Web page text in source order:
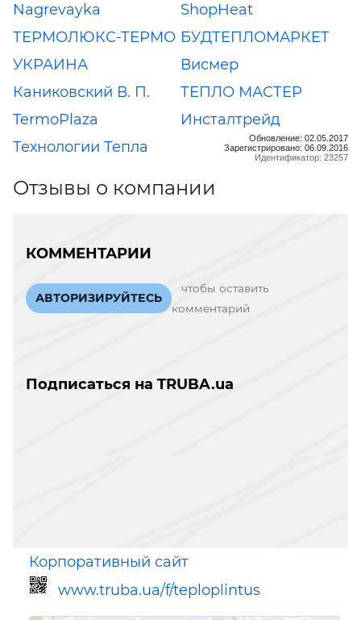
Nagrevayka
ShopHeat
ТЕРМОЛЮКС-ТЕРМО
УКРАИНА
БУДТЕПЛОМАРКЕТ
Висмер
Каниковский В. П.
ТЕПЛО МАСТЕР
TermoPlaza
Инсталтрейд
Технологии Тепла
Обновление: 02.05.2017
Зарегистрировано: 06.09.2016
Идентификатор: 23257
Отзывы о компании
КОММЕНТАРИИ
АВТОРИЗИРУЙТЕСЬ
чтобы оставить
комментарий
Подписаться на TRUBA.ua
Корпоративный сайт
www.truba.ua/f/teploplintus